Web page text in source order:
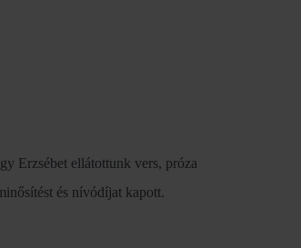
Erzsébet ellátottunk vers, próza
és nívódíjat kapott.